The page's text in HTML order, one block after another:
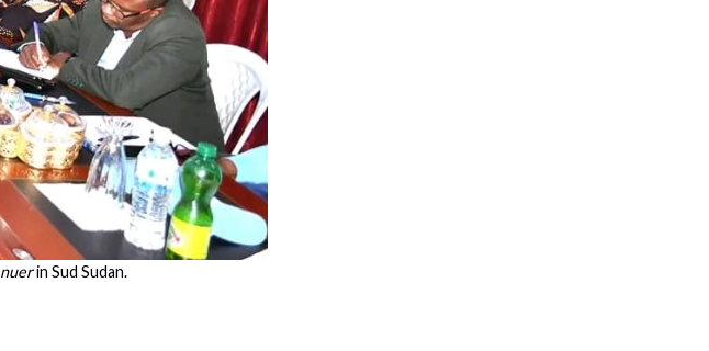
nuerin Sud Sudan.